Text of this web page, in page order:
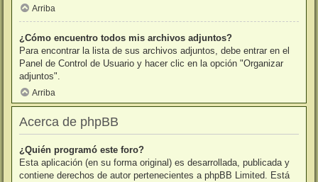
Arriba
¿Cómo encuentro todos mis archivos adjuntos?
Para encontrar la lista de sus archivos adjuntos, debe entrar en el
Panel de Control de Usuario y hacer clic en la opción "Organizar
adjuntos".
Arriba
Acerca de phpBB
¿Quién programó este foro?
Esta aplicación (en su forma original) es desarrollada, publicada y
contiene derechos de autor pertenecientes a phpBB Limited. Está